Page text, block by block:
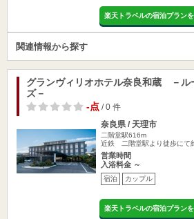
楽天トラベルの宿泊プラン
関連情報から探す
グランヴィリオホテル奈良和蔵 －ル
ズ－
-点/ 0 件
奈良県 / 天理市
二階堂駅616m
近鉄 二階堂駅より徒歩にて
営業時間
入浴料金 ～
宿泊 カップル
楽天トラベルの宿泊プラン